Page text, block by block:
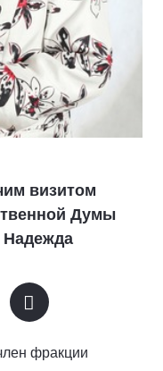
визитом
Думы
Надежда
фракции